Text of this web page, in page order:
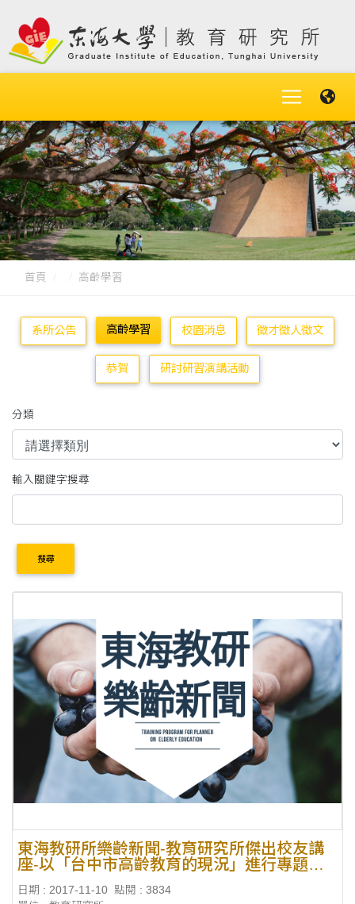
首頁 高齡學習
系所公告 高齡學習 校園消息 徵才徵人徵文
恭賀 研討研習演講活動
分類
輸入關鍵字搜尋
搜尋
東海教研所樂齡新聞-教育研究所傑出校友講
座-以「台中市高齡教育的現況」進行專題演
日期 : 2017-11-10 點閱 : 3834